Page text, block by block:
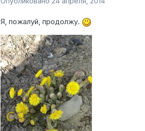
Я, пожалуй, продолжу.